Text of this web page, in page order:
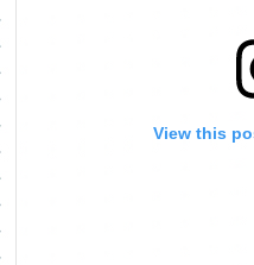
View this